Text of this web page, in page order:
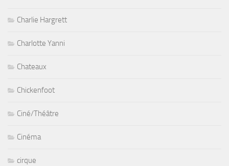
Charlie Hargrett
Charlotte Yanni
Chateaux
Chickenfoot
Ciné/Théâtre
Cinéma
cirque